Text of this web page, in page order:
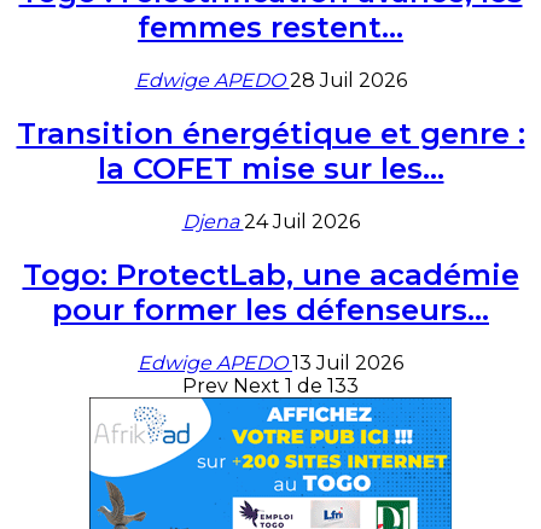
femmes restent…
Edwige APEDO28 Juil 2026
Transition énergétique et genre :
la COFET mise sur les…
Djena24 Juil 2026
Togo: ProtectLab, une académie
pour former les défenseurs…
Edwige APEDO13 Juil 2026
Prev Next 1 de 133